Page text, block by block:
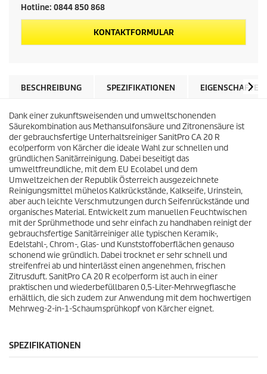
e
P
e
i
s
e
m
p
f
e
h
u
Hotline: 0844 850 868
KONTAKTFORMULAR
BESCHREIBUNG SPEZIFIKATIONEN EIGENSCHAFTEN
Dank einer zukunftsweisenden und umweltschonenden
Säurekombination aus Methansulfonsäure und Zitronensäure ist
der gebrauchsfertige Unterhaltsreiniger SanitPro CA 20 R
eco!perform von Kärcher die ideale Wahl zur schnellen und
gründlichen Sanitärreinigung. Dabei beseitigt das
umweltfreundliche, mit dem EU Ecolabel und dem
Umweltzeichen der Republik Österreich ausgezeichnete
Reinigungsmittel mühelos Kalkrückstände, Kalkseife, Urinstein,
aber auch leichte Verschmutzungen durch Seifenrückstände und
organisches Material. Entwickelt zum manuellen Feuchtwischen
mit der Sprühmethode und sehr einfach zu handhaben reinigt der
gebrauchsfertige Sanitärreiniger alle typischen Keramik-,
Edelstahl-, Chrom-, Glas- und Kunststoffoberflächen genauso
schonend wie gründlich. Dabei trocknet er sehr schnell und
streifenfrei ab und hinterlässt einen angenehmen, frischen
Zitrusduft. SanitPro CA 20 R eco!perform ist auch in einer
praktischen und wiederbefüllbaren 0,5-Liter-Mehrwegflasche
erhältlich, die sich zudem zur Anwendung mit dem hochwertigen
Mehrweg-2-in-1-Schaumsprühkopf von Kärcher eignet.
SPEZIFIKATIONEN